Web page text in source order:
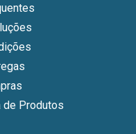
de Produtos